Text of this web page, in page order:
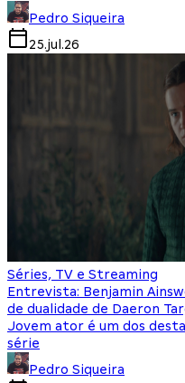
Pedro Siqueira
25.jul.26
Séries, TV e Streaming
Entrevista: Benjamin
de dualidade de Daeron
Jovem ator é um dos
série
Pedro Siqueira